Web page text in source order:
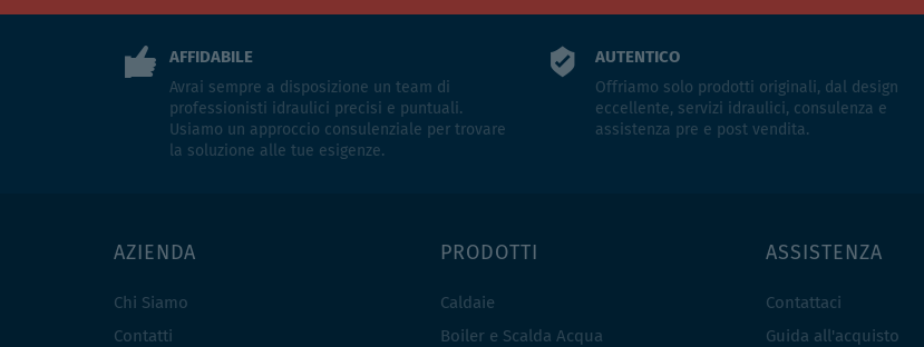
AFFIDABILE
Avrai sempre a disposizione un team di
professionisti idraulici precisi e puntuali.
Usiamo un approccio consulenziale per trovare
la soluzione alle tue esigenze.
AUTENTICO
Offriamo solo prodotti originali, dal design
eccellente, servizi idraulici, consulenza e
assistenza pre e post vendita.
AZIENDA
Chi Siamo
Contatti
PRODOTTI
Caldaie
Boiler e Scalda Acqua
ASSISTENZA
Contattaci
Guida all'acquisto